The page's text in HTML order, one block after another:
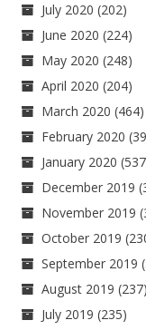
July 2020 (202)
June 2020 (224)
May 2020 (248)
April 2020 (204)
March 2020 (464)
February 2020
January 2020
December 2019
November 2019
October 2019
September 2019
August 2019 (237)
July 2019 (235)